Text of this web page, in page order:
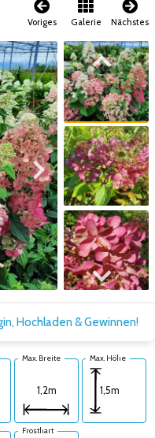
Voriges Galerie Nächstes
Zum nächsten Bild
Zum vorigen Bild
Zum nächsten Bild
Hochladen & Gewinnen!
Max. Breite
1,2m
Max. Höhe
1,5m
Frosthart